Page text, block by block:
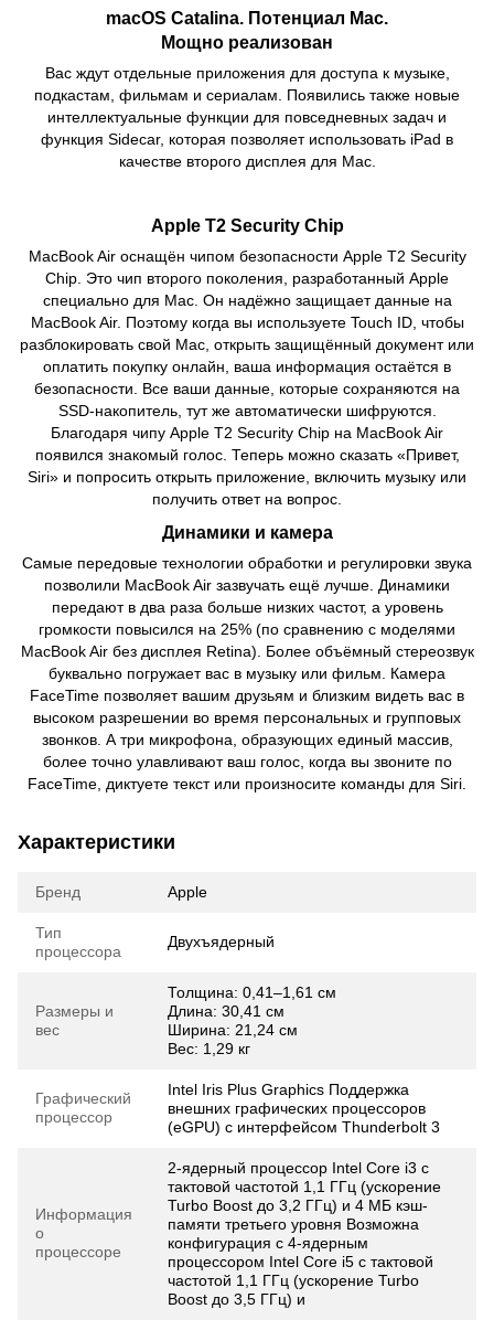
macOS Catalina. Потенциал Mac.
Мощно реализован
Вас ждут отдельные приложения для доступа к музыке,
подкастам, фильмам и сериалам. Появились также новые
интеллектуальные функции для повседневных задач и
функция Sidecar, которая позволяет использовать iPad в
качестве второго дисплея для Mac.
Apple T2 Security Chip
MacBook Air оснащён чипом безопасности Apple T2 Security
Chip. Это чип второго поколения, разработанный Apple
специально для Mac. Он надёжно защищает данные на
MacBook Air. Поэтому когда вы используете Touch ID, чтобы
разблокировать свой Mac, открыть защищённый документ или
оплатить покупку онлайн, ваша информация остаётся в
безопасности. Все ваши данные, которые сохраняются на
SSD‑накопитель, тут же автоматически шифруются.
Благодаря чипу Apple T2 Security Chip на MacBook Air
появился знакомый голос. Теперь можно сказать «Привет,
Siri» и попросить открыть приложение, включить музыку или
получить ответ на вопрос.
Динамики и камера
Самые передовые технологии обработки и регулировки звука
позволили MacBook Air зазвучать ещё лучше. Динамики
передают в два раза больше низких частот, а уровень
громкости повысился на 25% (по сравнению с моделями
MacBook Air без дисплея Retina). Более объёмный стереозвук
буквально погружает вас в музыку или фильм. Камера
FaceTime позволяет вашим друзьям и близким видеть вас в
высоком разрешении во время персональных и групповых
звонков. А три микрофона, образующих единый массив,
более точно улавливают ваш голос, когда вы звоните по
FaceTime, диктуете текст или произносите команды для Siri.
Характеристики
Бренд Apple
Тип
процессора
Двухъядерный
Размеры и
вес
Толщина: 0,41–1,61 см
Длина: 30,41 см
Ширина: 21,24 см
Вес: 1,29 кг
Графический
процессор
Intel Iris Plus Graphics Поддержка
внешних графических процессоров
(eGPU) с интерфейсом Thunderbolt 3
Информация
о
процессоре
2-ядерный процессор Intel Core i3 с
тактовой частотой 1,1 ГГц (ускорение
Turbo Boost до 3,2 ГГц) и 4 МБ кэш-
памяти третьего уровня Возможна
конфигурация с 4‑ядерным
процессором Intel Core i5 с тактовой
частотой 1,1 ГГц (ускорение Turbo
Boost до 3,5 ГГц) и